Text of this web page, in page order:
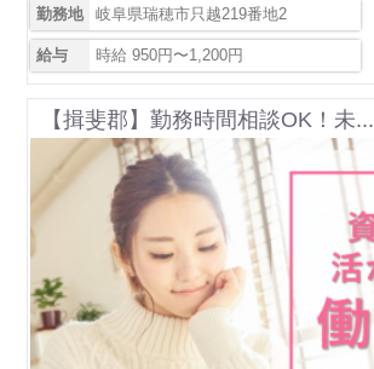
勤務地 岐阜県瑞穂市只越219番地2
給与 時給 950円〜1,200円
【揖斐郡】勤務時間相談OK！未...